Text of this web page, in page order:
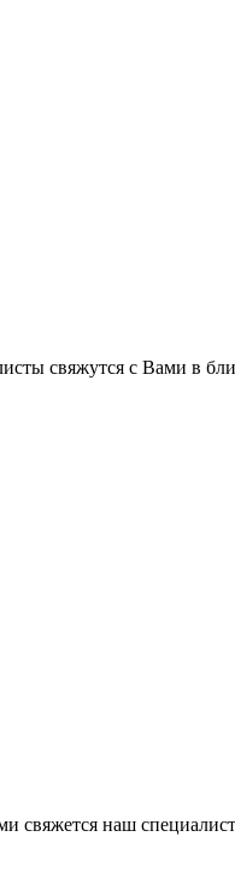
свяжутся с Вами в
свяжется наш специалист